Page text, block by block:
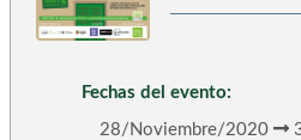
Fechas del evento:
28/Noviembre/2020